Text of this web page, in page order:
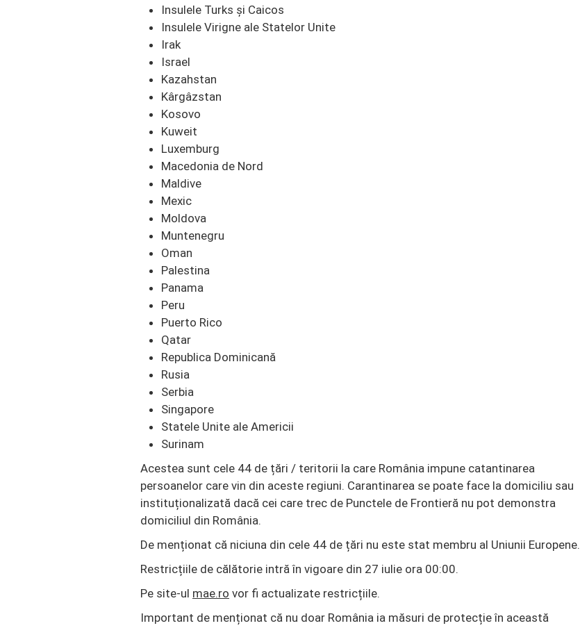
Insulele Turks și Caicos
Insulele Virigne ale Statelor Unite
Irak
Israel
Kazahstan
Kârgâzstan
Kosovo
Kuweit
Luxemburg
Macedonia de Nord
Maldive
Mexic
Moldova
Muntenegru
Oman
Palestina
Panama
Peru
Puerto Rico
Qatar
Republica Dominicană
Rusia
Serbia
Singapore
Statele Unite ale Americii
Surinam
Acestea sunt cele 44 de țări / teritorii la care România impune catantinarea
persoanelor care vin din aceste regiuni. Carantinarea se poate face la domiciliu sau
instituționalizată dacă cei care trec de Punctele de Frontieră nu pot demonstra
domiciliul din România.
De menționat că niciuna din cele 44 de țări nu este stat membru al Uniunii Europene.
Restricțiile de călătorie intră în vigoare din 27 iulie ora 00:00.
Pe site-ul mae.ro vor fi actualizate restricțiile.
Important de menționat că nu doar România ia măsuri de protecție în această